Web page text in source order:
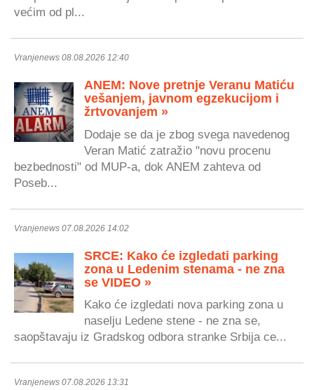
većim od pl...
Vranjenews 08.08.2026 12:40
ANEM: Nove pretnje Veranu Matiću
vešanjem, javnom egzekucijom i
žrtvovanjem »
Dodaje se da je zbog svega navedenog
Veran Matić zatražio "novu procenu
bezbednosti" od MUP-a, dok ANEM zahteva od
Poseb...
Vranjenews 07.08.2026 14:02
SRCE: Kako će izgledati parking
zona u Ledenim stenama - ne zna
se VIDEO »
Kako će izgledati nova parking zona u
naselju Ledene stene - ne zna se,
saopštavaju iz Gradskog odbora stranke Srbija ce...
Vranjenews 07.08.2026 13:31